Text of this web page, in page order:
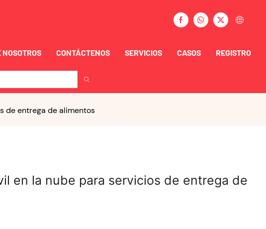
CONTÁCTENOS SERVICIOS CASOS REGISTRO
de entrega de alimentos
en la nube para servicios de entrega de